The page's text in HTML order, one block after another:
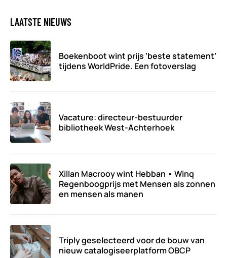
LAATSTE NIEUWS
Boekenboot wint prijs ‘beste statement’
tijdens WorldPride. Een fotoverslag
Vacature: directeur-bestuurder
bibliotheek West-Achterhoek
Xillan Macrooy wint Hebban • Winq
Regenboogprijs met Mensen als zonnen
en mensen als manen
Triply geselecteerd voor de bouw van
nieuw catalogiseerplatform OBCP